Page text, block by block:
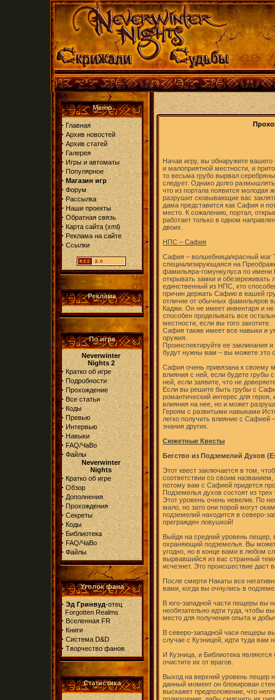
Меню
· Главная
· Архив новостей
· Архив статей
· Галерея
· Игры и автоматы
· Популярное
· Магазин игр
· Форум
· Рассылка
· Наши проекты
· Обратная связь
· Карта сайта(xml)
· Реклама на сайте
· Ссылки
Реклама
По игре
Neverwinter
Nights 2
· Кратко об игре
· Подробности
· Прохождение
· Все статьи
· Коды
· Превью
· Интервью
· Навыки
· FAQ/ЧаВо
· Файлы
Neverwinter
Nights
· Кратко об игре
· Обзор
· Дополнения
· Прохождения
· Секреты
· Коды
· Библиотека
· FAQ/ЧаВо
· Файлы
Уголок фана
· Эд Гринвуд-отец
Forgotten Realms
· Вселенная FR
· Книги
· Система D&D
· Творчество фанов
Статистика
Начав игру, вы обнаружите
и малоприятной местности, и
то весьма грубо вырвал
следует. Однако долго
что из портала появится
разрушит сковывающие вас
дама представится как Сафия и
место. К сожалению, портал,
работает только в одном
двоих.
НПС – Сафия
Сафия – волшебница/красный маг
специализирующаяся на
фамильяра-гомункулуса по имени
открывать замки и
единственный из НПС, кто
причин держать Сафию в вашей
отличие от обычных фамильяров
Каджи. Он не имеет инвентаря и
способен проделывать все
местности, если вы того захотите.
Сафия также имеет все навыки и
оружия.
Проинспектируйте ее заклинания
будут нужны вам – вы можете это
Сафия очень привязана к своему
влияния с ней, если будете грубы
ней, если заявите, что не
Если вы решите быть грубы с
романтический интерес для
влияния на нее, но и может
Героям с развитыми навыками
легко получить влияние с Сафией
знания других.
Сюжетные Квесты
Бегство из Подземелий Духов
Этот квест заключается в том,
соответствии со своим
потому вам с Сафией придется
Подземелья духов состоят из
Этот уровень очень невелик. По
мало, но зато они порой могут
подземелий находится в северо-
прегражден ловушкой!
Выйдя на средний уровень пещер,
охраняющий подземелья. Вы
угодно, но в конце вами в любом
вырвавшийся из вас странный
исчезнет. Это происшествие даст
После смерти Накаты все
вами, когда вы очнулись в
В юго-западной части пещеры вы
необязательно идти туда, чтобы
место для получения опыта и
В северо-западной часи пещеры
случае с Кузницей, идти туда вам
И Кузница, и Библиотека
очистите их от врагов.
Выход на верхний уровень пещер
данный момент он блокирован
выскажет предположение, что